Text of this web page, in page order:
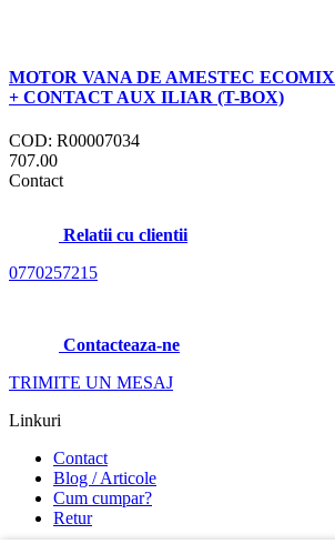
MOTOR VANA DE AMESTEC ECOMIX
+ CONTACT AUX ILIAR (T-BOX)
COD: R00007034
707.00
Contact
Relatii cu clientii
0770257215
Contacteaza-ne
TRIMITE UN MESAJ
Linkuri
Contact
Blog / Articole
Cum cumpar?
Retur